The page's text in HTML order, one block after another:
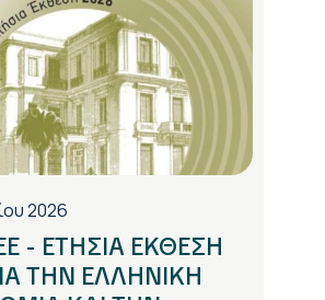
2026
- ΕΤΗΣΙΑ ΕΚΘΕΣΗ
ΤΗΝ ΕΛΛΗΝΙΚΗ